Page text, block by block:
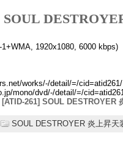
1920x1080, 6000 kbps)
works/-/detail/=/cid=atid261/
mono/dvd/-/detail/=/
261] SOUL DESTROYER
SOUL DESTROYER 炎上昇天